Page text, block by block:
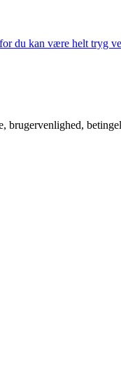
du kan være helt tryg
brugervenlighed,